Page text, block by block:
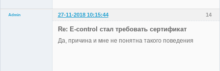
14
Admin 27-11-2018 10:15:44
Re: E-control стал требовать сертификат
Да, причина и мне не понятна такого поведения